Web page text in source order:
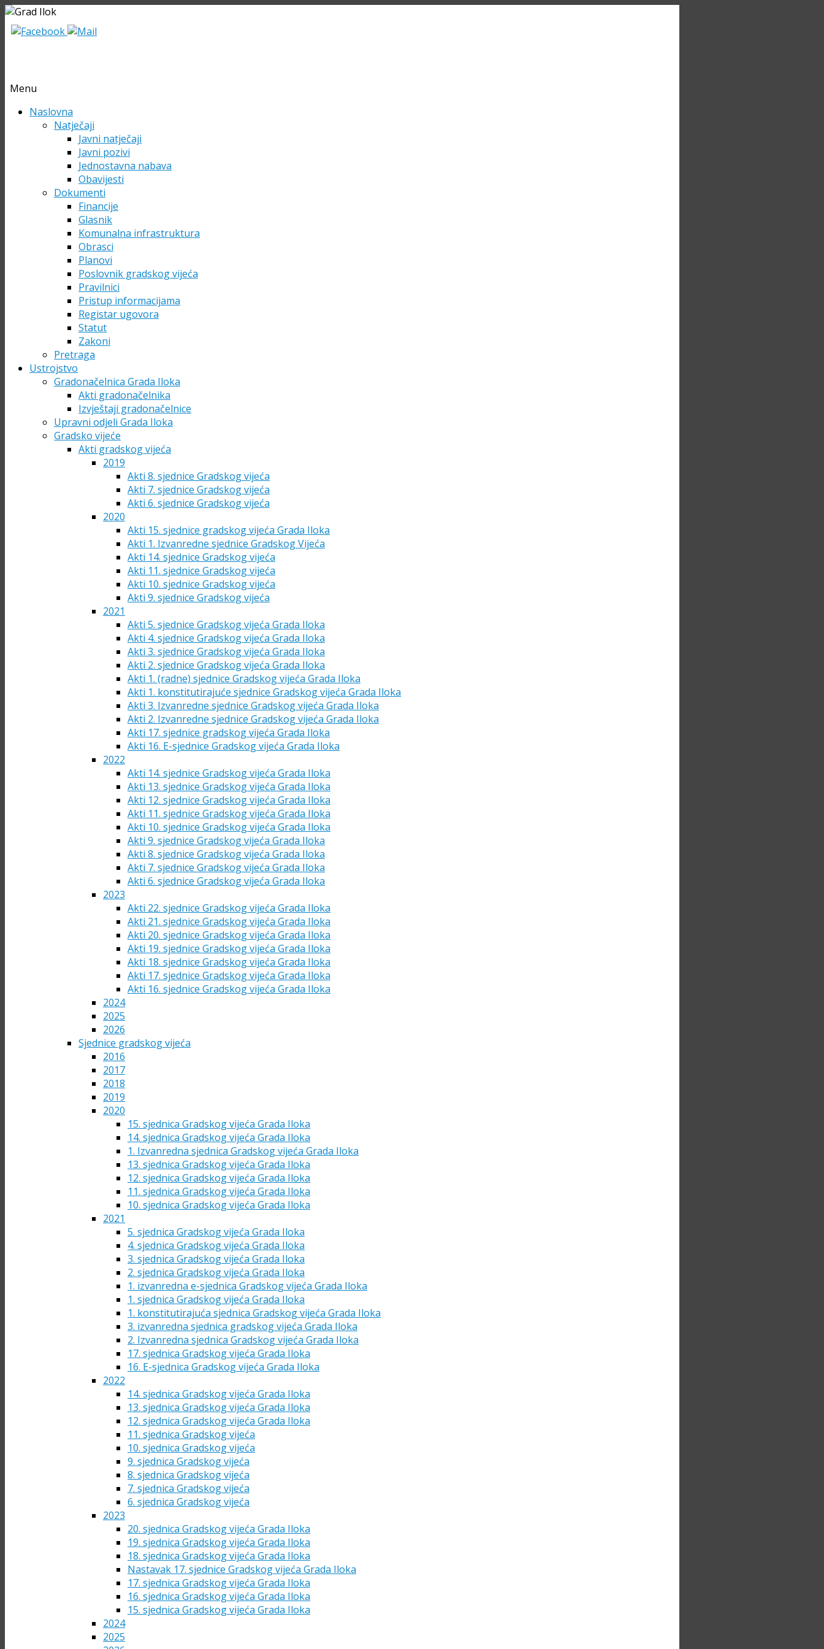
Menu
Skip Naslovna
Natječaji
Javni natječaji
Javni pozivi
Jednostavna nabava
Obavijesti
Dokumenti
Financije
Glasnik
Komunalna infrastruktura
Obrasci
Planovi
Poslovnik gradskog vijeća
Pravilnici
Pristup informacijama
Registar ugovora
Statut
Zakoni
Pretraga
Ustrojstvo
Gradonačelnica Grada Iloka
Akti gradonačelnika
Izvještaji gradonačelnice
Upravni odjeli Grada Iloka
Gradsko vijeće
Akti gradskog vijeća
2019
Akti 8. sjednice Gradskog vijeća
Akti 7. sjednice Gradskog vijeća
Akti 6. sjednice Gradskog vijeća
2020
Akti 15. sjednice gradskog vijeća Grada Iloka
Akti 1. Izvanredne sjednice Gradskog Vijeća
Akti 14. sjednice Gradskog vijeća
Akti 11. sjednice Gradskog vijeća
Akti 10. sjednice Gradskog vijeća
Akti 9. sjednice Gradskog vijeća
2021
Akti 5. sjednice Gradskog vijeća Grada Iloka
Akti 4. sjednice Gradskog vijeća Grada Iloka
Akti 3. sjednice Gradskog vijeća Grada Iloka
Akti 2. sjednice Gradskog vijeća Grada Iloka
Akti 1. (radne) sjednice Gradskog vijeća Grada Iloka
Akti 1. konstitutirajuće sjednice Gradskog vijeća Grada Iloka
Akti 3. Izvanredne sjednice Gradskog vijeća Grada Iloka
Akti 2. Izvanredne sjednice Gradskog vijeća Grada Iloka
Akti 17. sjednice gradskog vijeća Grada Iloka
Akti 16. E-sjednice Gradskog vijeća Grada Iloka
2022
Akti 14. sjednice Gradskog vijeća Grada Iloka
Akti 13. sjednice Gradskog vijeća Grada Iloka
Akti 12. sjednice Gradskog vijeća Grada Iloka
Akti 11. sjednice Gradskog vijeća Grada Iloka
Akti 10. sjednice Gradskog vijeća Grada Iloka
Akti 9. sjednice Gradskog vijeća Grada Iloka
Akti 8. sjednice Gradskog vijeća Grada Iloka
Akti 7. sjednice Gradskog vijeća Grada Iloka
Akti 6. sjednice Gradskog vijeća Grada Iloka
2023
Akti 22. sjednice Gradskog vijeća Grada Iloka
Akti 21. sjednice Gradskog vijeća Grada Iloka
Akti 20. sjednice Gradskog vijeća Grada Iloka
Akti 19. sjednice Gradskog vijeća Grada Iloka
Akti 18. sjednice Gradskog vijeća Grada Iloka
Akti 17. sjednice Gradskog vijeća Grada Iloka
Akti 16. sjednice Gradskog vijeća Grada Iloka
2024
2025
2026
Sjednice gradskog vijeća
2016
2017
2018
2019
2020
15. sjednica Gradskog vijeća Grada Iloka
14. sjednica Gradskog vijeća Grada Iloka
1. Izvanredna sjednica Gradskog vijeća Grada Iloka
13. sjednica Gradskog vijeća Grada Iloka
12. sjednica Gradskog vijeća Grada Iloka
11. sjednica Gradskog vijeća Grada Iloka
10. sjednica Gradskog vijeća Grada Iloka
2021
5. sjednica Gradskog vijeća Grada Iloka
4. sjednica Gradskog vijeća Grada Iloka
3. sjednica Gradskog vijeća Grada Iloka
2. sjednica Gradskog vijeća Grada Iloka
1. izvanredna e-sjednica Gradskog vijeća Grada Iloka
1. sjednica Gradskog vijeća Grada Iloka
1. konstitutirajuća sjednica Gradskog vijeća Grada Iloka
3. izvanredna sjednica gradskog vijeća Grada Iloka
2. Izvanredna sjednica Gradskog vijeća Grada Iloka
17. sjednica Gradskog vijeća Grada Iloka
16. E-sjednica Gradskog vijeća Grada Iloka
2022
14. sjednica Gradskog vijeća Grada Iloka
13. sjednica Gradskog vijeća Grada Iloka
12. sjednica Gradskog vijeća Grada Iloka
11. sjednica Gradskog vijeća
10. sjednica Gradskog vijeća
9. sjednica Gradskog vijeća
8. sjednica Gradskog vijeća
7. sjednica Gradskog vijeća
6. sjednica Gradskog vijeća
2023
20. sjednica Gradskog vijeća Grada Iloka
19. sjednica Gradskog vijeća Grada Iloka
18. sjednica Gradskog vijeća Grada Iloka
Nastavak 17. sjednice Gradskog vijeća Grada Iloka
17. sjednica Gradskog vijeća Grada Iloka
16. sjednica Gradskog vijeća Grada Iloka
15. sjednica Gradskog vijeća Grada Iloka
2024
2025